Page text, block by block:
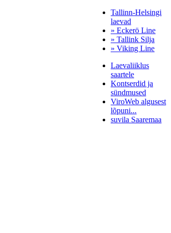
Tallinn-Helsingi
laevad
» Eckerö Line
» Tallink Silja
» Viking Line
Laevaliiklus
saartele
Kontserdid ja
sündmused
ViroWeb algusest
lõpuni...
suvila Saaremaa